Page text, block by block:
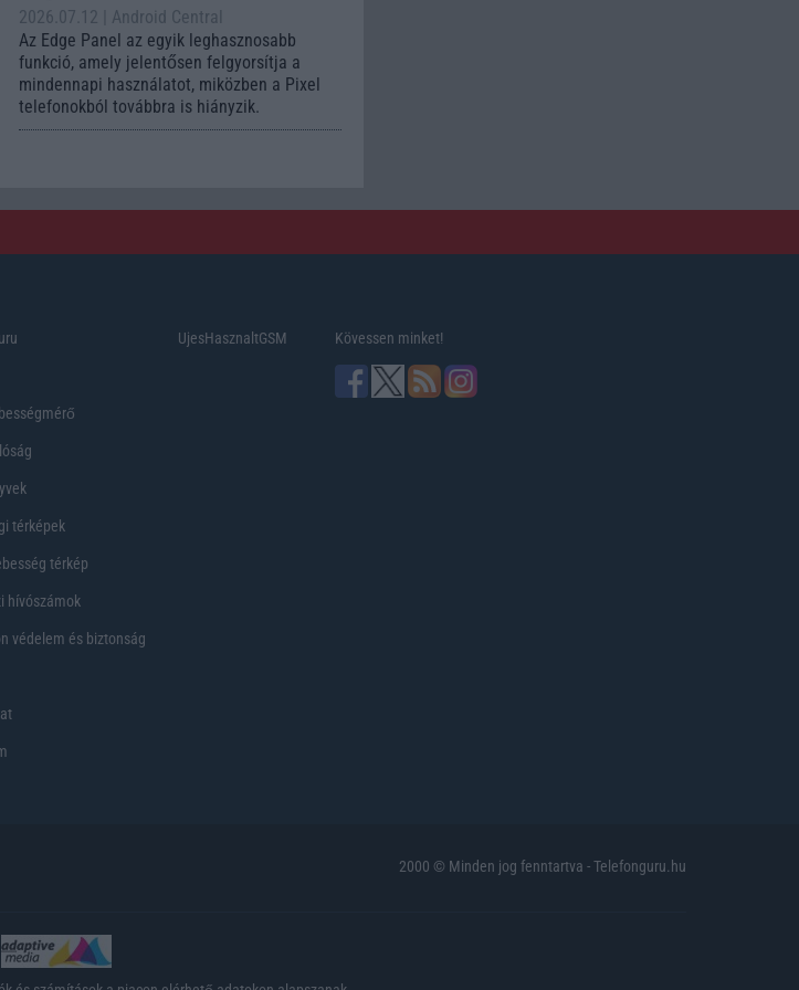
2026.07.12
| Android Central
Az Edge Panel az egyik leghasznosabb
funkció, amely jelentősen felgyorsítja a
mindennapi használatot, miközben a Pixel
telefonokból továbbra is hiányzik.
térképek
térkép
hívószámok
védelem és biztonság
UjesHasznaltGSM Kövessen minket!
2000 © Minden jog fenntartva - Telefonguru.hu